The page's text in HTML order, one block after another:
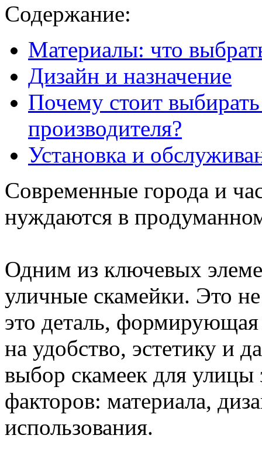
Содержание:
Материалы: что
Дизайн и назначение
Почему стоит
производителя?
Установка и
Современные города и
нуждаются в
Одним из ключевых
уличные скамейки. Это
это деталь,
на удобство, эстетику и
выбор скамеек для улицы
факторов: материала,
использования.